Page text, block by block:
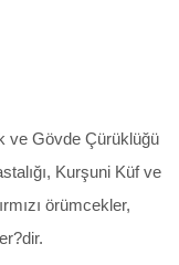
ve Gövde Çürüklüğü
Kurşuni Küf ve
örümcekler,